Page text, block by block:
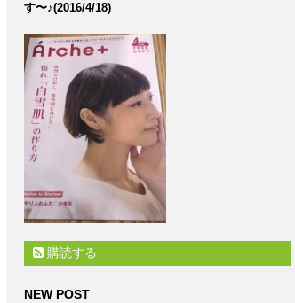
す〜♪(2016/4/18)
購読する
NEW POST